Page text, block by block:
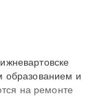
образованием и
на ремонте